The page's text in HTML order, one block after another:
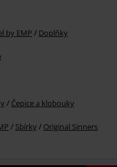
by EMP Doplňky
Čepice a klobouky
Sbírky Original Sinners